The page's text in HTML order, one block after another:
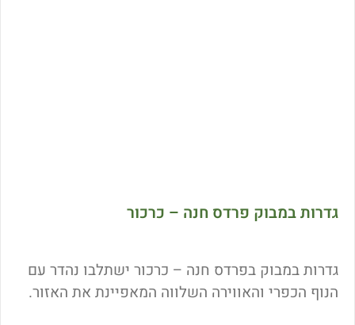
גדרות במבוק פרדס חנה – כרכור
גדרות במבוק בפרדס חנה – כרכור ישתלבו נהדר עם
הנוף הכפרי והאווירה השלווה המאפיינת את האזור.